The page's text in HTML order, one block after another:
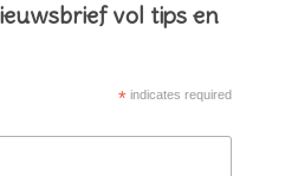
vol tips en
*indicates required